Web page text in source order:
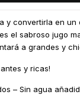
y convertirla en
el sabroso jugo
a grandes y
y ricas!
– Sin agua